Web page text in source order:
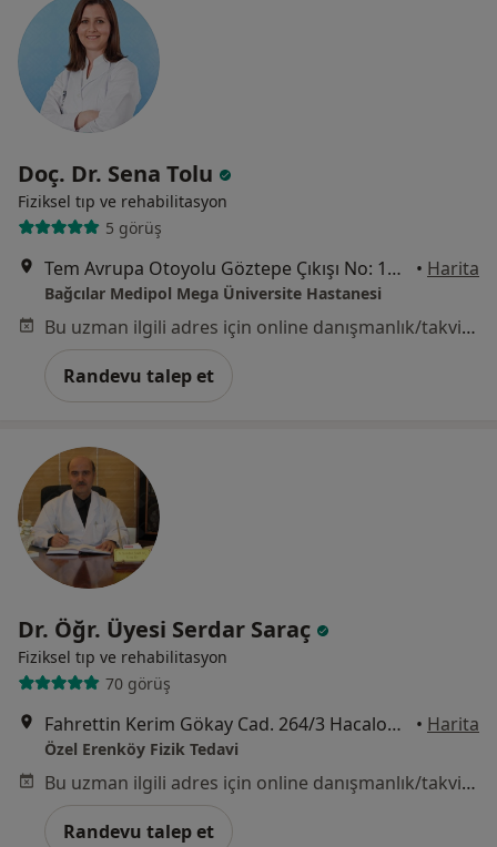
Doç. Dr. Sena Tolu
Fiziksel tıp ve rehabilitasyon
5 görüş
Tem Avrupa Otoyolu Göztepe Çıkışı No: 1Bağcılar, İstanbul • Harita
Bağcılar Medipol Mega Üniversite Hastanesi
Bu uzman ilgili adres için online danışmanlık/takvim sunmuyor.
Randevu talep et
Dr. Öğr. Üyesi Serdar Saraç
Fiziksel tıp ve rehabilitasyon
70 görüş
Fahrettin Kerim Gökay Cad. 264/3 Hacaloğlu Apt. Göztepe, Kadıköy • Harita
Özel Erenköy Fizik Tedavi
Bu uzman ilgili adres için online danışmanlık/takvim sunmuyor.
Randevu talep et